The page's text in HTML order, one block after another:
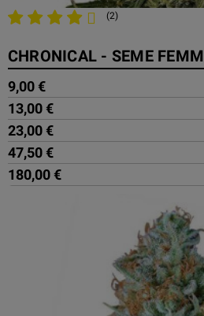
(2)
CHRONICAL - SEME
9,00 €
13,00 €
23,00 €
47,50 €
180,00 €